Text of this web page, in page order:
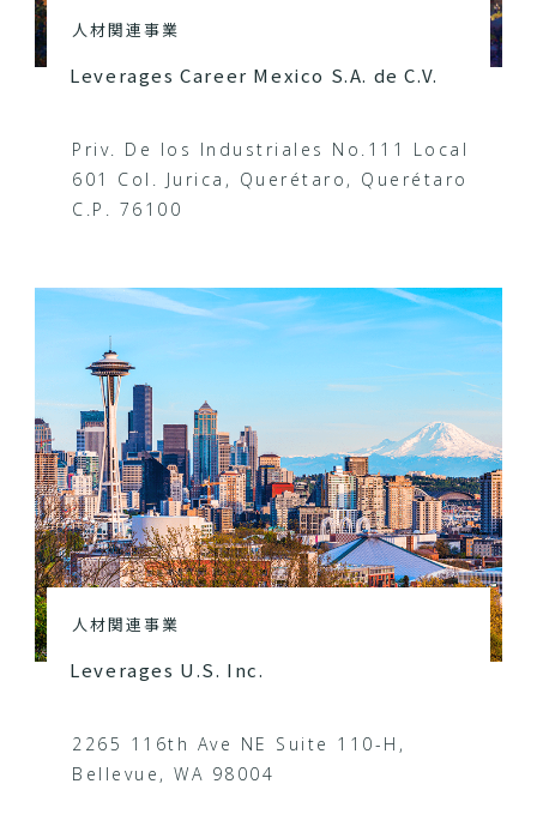
人材関連事業
Leverages Career Mexico S.A. de C.V.
Priv. De los Industriales No.111 Local
601 Col. Jurica, Querétaro, Querétaro
C.P. 76100
人材関連事業
Leverages U.S. Inc.
2265 116th Ave NE Suite 110-H,
Bellevue, WA 98004